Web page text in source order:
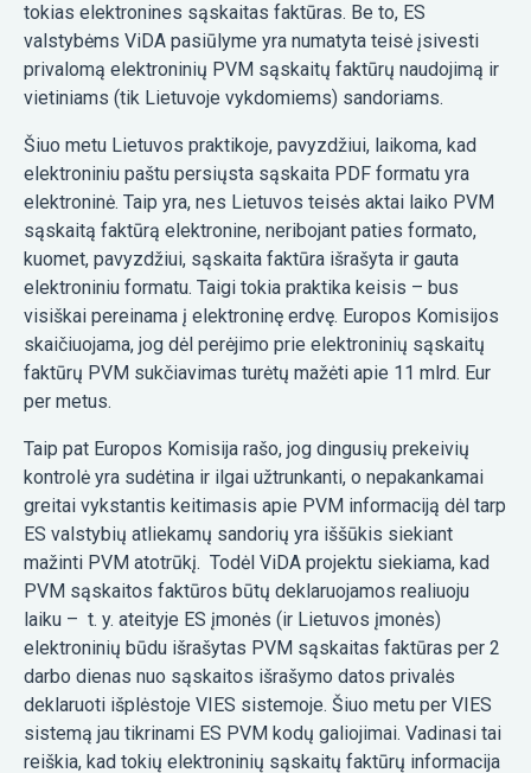
tokias elektronines sąskaitas faktūras. Be to, ES
valstybėms ViDA pasiūlyme yra numatyta teisė įsivesti
privalomą elektroninių PVM sąskaitų faktūrų naudojimą ir
vietiniams (tik Lietuvoje vykdomiems) sandoriams.
Šiuo metu Lietuvos praktikoje, pavyzdžiui, laikoma, kad
elektroniniu paštu persiųsta sąskaita PDF formatu yra
elektroninė. Taip yra, nes Lietuvos teisės aktai laiko PVM
sąskaitą faktūrą elektronine, neribojant paties formato,
kuomet, pavyzdžiui, sąskaita faktūra išrašyta ir gauta
elektroniniu formatu. Taigi tokia praktika keisis – bus
visiškai pereinama į elektroninę erdvę. Europos Komisijos
skaičiuojama, jog dėl perėjimo prie elektroninių sąskaitų
faktūrų PVM sukčiavimas turėtų mažėti apie 11 mlrd. Eur
per metus.
Taip pat Europos Komisija rašo, jog dingusių prekeivių
kontrolė yra sudėtina ir ilgai užtrunkanti, o nepakankamai
greitai vykstantis keitimasis apie PVM informaciją dėl tarp
ES valstybių atliekamų sandorių yra iššūkis siekiant
mažinti PVM atotrūkį. Todėl ViDA projektu siekiama, kad
PVM sąskaitos faktūros būtų deklaruojamos realiuoju
laiku – t. y. ateityje ES įmonės (ir Lietuvos įmonės)
elektroninių būdu išrašytas PVM sąskaitas faktūras per 2
darbo dienas nuo sąskaitos išrašymo datos privalės
deklaruoti išplėstoje VIES sistemoje. Šiuo metu per VIES
sistemą jau tikrinami ES PVM kodų galiojimai. Vadinasi tai
reiškia, kad tokių elektroninių sąskaitų faktūrų informacija